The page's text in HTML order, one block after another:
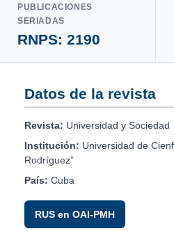
PUBLICACIONES
SERIADAS
RNPS: 2190
Datos de la revista
Revista: Universidad y Sociedad
Institución: Universidad de
Rodríguez”
País: Cuba
RUS en OAI-PMH